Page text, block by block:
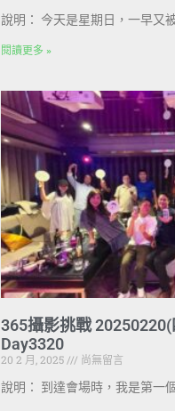
說明： 今天是星期日，一早又
閱讀更多 »
365攝影挑戰
Day3320
20 2 月, 2025
尚無留言
說明： 到達會場時，我是第一